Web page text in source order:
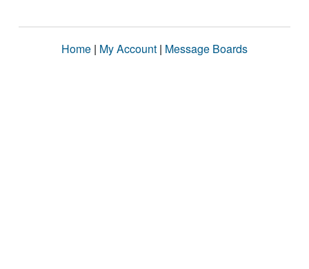
Home | My Account | Message Boards